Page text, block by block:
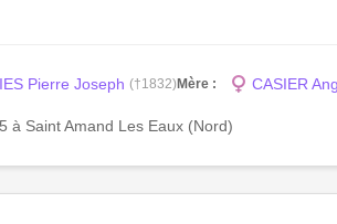
Pierre Joseph (†1832)Mère : CASIER
à Saint Amand Les Eaux (Nord)